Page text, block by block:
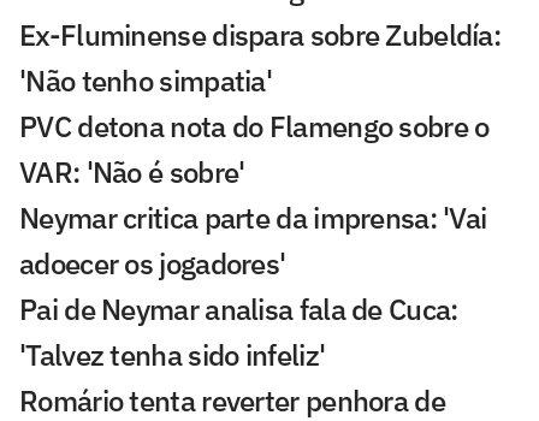
Ex-Fluminense dispara sobre Zubeldía:
'Não tenho simpatia'
PVC detona nota do Flamengo sobre o
VAR: 'Não é sobre'
Neymar critica parte da imprensa: 'Vai
adoecer os jogadores'
Pai de Neymar analisa fala de Cuca:
'Talvez tenha sido infeliz'
Romário tenta reverter penhora de